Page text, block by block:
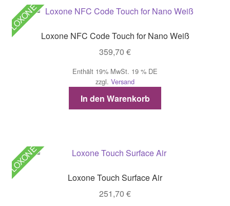
LOXONE
Loxone NFC Code Touch for Nano Weiß
359,70 €
Enthält 19% MwSt. 19 % DE
zzgl. Versand
In den Warenkorb
LOXONE
Loxone Touch Surface Air
251,70 €